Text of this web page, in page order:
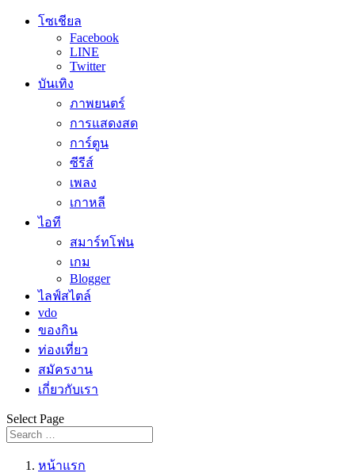
โซเชียล
Facebook
LINE
Twitter
บันเทิง
ภาพยนตร์
การแสดงสด
การ์ตูน
ซีรีส์
เพลง
เกาหลี
ไอที
สมาร์ทโฟน
เกม
Blogger
ไลฟ์สไตล์
vdo
ของกิน
ท่องเที่ยว
สมัครงาน
เกี่ยวกับเรา
Select Page
หน้าแรก